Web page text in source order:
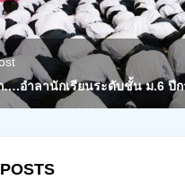
….อำลานักเรียนระดับชั้น ม.6 ปีก